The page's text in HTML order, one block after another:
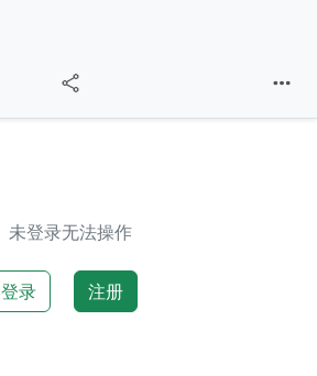
未登录无法操作
登录 注册